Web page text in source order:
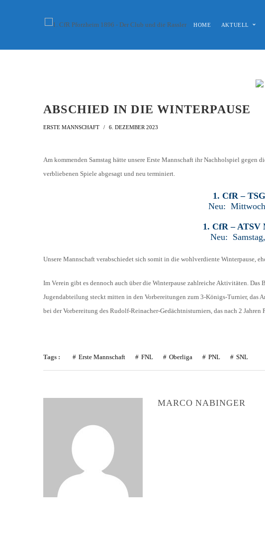
HOME AKTUELL
TORSCHÜTZEN
LIGA – SPIELPLAN
AH-TURNIER
HISTORIE
SAISON 2015/2016
VFR PFORZHEIM 1897
ABSCHIED IN DIE WINTERPAUSE
ERSTE MANNSCHAFT 6. DEZEMBER 2023
Am kommenden Samstag hätte unsere Erste Mannschaft ihr Nachholspiel gegen
verbliebenen Spiele abgesagt und neu terminiert.
1. CfR –
Neu:
1. CfR – ATSV
Neu:
Unsere Mannschaft verabschiedet sich somit in die wohlverdiente Winterpause,
Im Verein gibt es dennoch auch über die Winterpause zahlreiche Aktivitäten.
Jugendabteilung steckt mitten in den Vorbereitungen zum 3-Königs-Turnier, das
bei der Vorbereitung des Rudolf-Reinacher-Gedächtnisturniers, das nach 2 Jahren
Tags : Erste Mannschaft FNL Oberliga PNL SNL
MARCO NABINGER